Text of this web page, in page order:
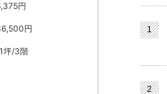
円
円
坪/3階